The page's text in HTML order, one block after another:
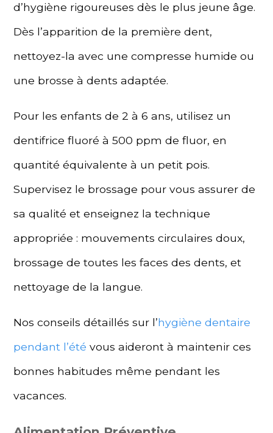
d’hygiène rigoureuses dès le plus jeune âge.
Dès l’apparition de la première dent,
nettoyez-la avec une compresse humide ou
une brosse à dents adaptée.
Pour les enfants de 2 à 6 ans, utilisez un
dentifrice fluoré à 500 ppm de fluor, en
quantité équivalente à un petit pois.
Supervisez le brossage pour vous assurer de
sa qualité et enseignez la technique
appropriée : mouvements circulaires doux,
brossage de toutes les faces des dents, et
nettoyage de la langue.
Nos conseils détaillés sur l’hygiène dentaire
pendant l’été vous aideront à maintenir ces
bonnes habitudes même pendant les
vacances.